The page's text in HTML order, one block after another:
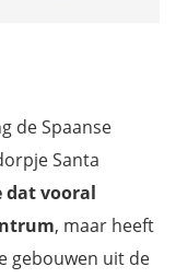
de Spaanse
Santa
dat vooral
, maar heeft
gebouwen uit de